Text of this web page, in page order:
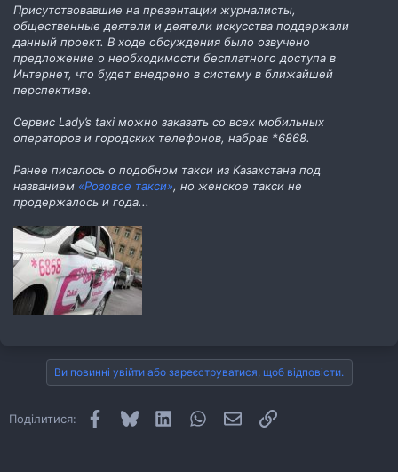
Присутствовавшие на презентации журналисты,
общественные деятели и деятели искусства поддержали
данный проект. В ходе обсуждения было озвучено
предложение о необходимости бесплатного доступа в
Интернет, что будет внедрено в систему в ближайшей
перспективе.
Сервис Lady’s taxi можно заказать со всех мобильных
операторов и городских телефонов, набрав *6868.
Ранее писалось о подобном такси из Казахстана под
названием «Розовое такси», но женское такси не
продержалось и года...
Ви повинні увійти або зареєструватися, щоб відповісти.
Поділитися: Facebook
Bluesky LinkedInWhatsApp
E-mailПосилання